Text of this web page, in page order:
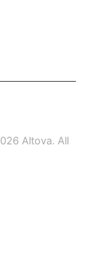
Altova. All